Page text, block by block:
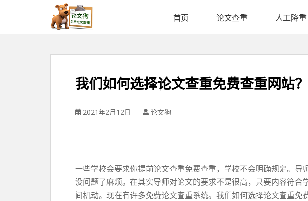
首页 论文查重 人工降重
我们如何选择论文查重免费查重网站？
2021年2月12日 论文狗
一些学校会要求你提前论文查重免费查重，学校不会明确规定。
没问题了麻烦。在其实导师对论文的要求不是很高，只要内容符
间机动。现在有许多免费论文查重系统。我们如何选择论文查重免